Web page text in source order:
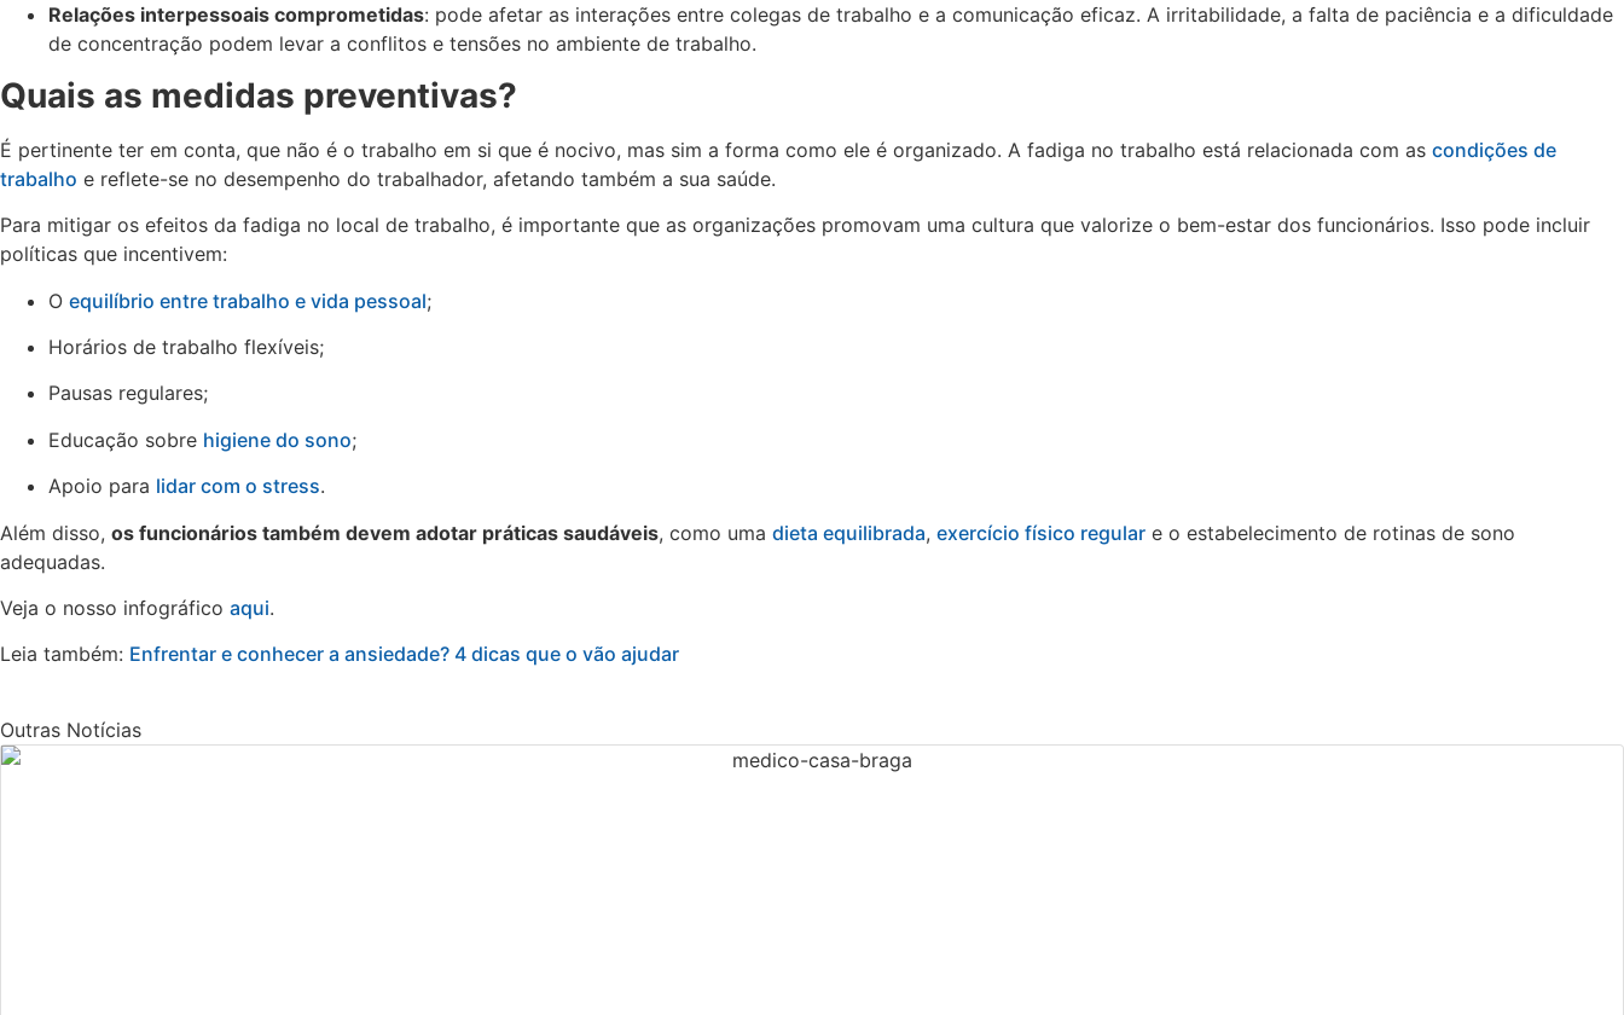
Relações interpessoais comprometidas: pode afetar as interações entre colegas de trabalho e a comunicação eficaz. A irritabilidade, a falta de paciência e a dificuldade
de concentração podem levar a conflitos e tensões no ambiente de trabalho.
Quais as medidas preventivas?
É pertinente ter em conta, que não é o trabalho em si que é nocivo, mas sim a forma como ele é organizado. A fadiga no trabalho está relacionada com as condições de
trabalho e reflete-se no desempenho do trabalhador, afetando também a sua saúde.
Para mitigar os efeitos da fadiga no local de trabalho, é importante que as organizações promovam uma cultura que valorize o bem-estar dos funcionários. Isso pode incluir
políticas que incentivem:
O equilíbrio entre trabalho e vida pessoal;
Horários de trabalho flexíveis;
Pausas regulares;
Educação sobre higiene do sono;
Apoio para lidar com o stress.
Além disso, os funcionários também devem adotar práticas saudáveis, como uma dieta equilibrada, exercício físico regular e o estabelecimento de rotinas de sono
adequadas.
Veja o nosso infográfico aqui.
Leia também: Enfrentar e conhecer a ansiedade? 4 dicas que o vão ajudar
Outras Notícias